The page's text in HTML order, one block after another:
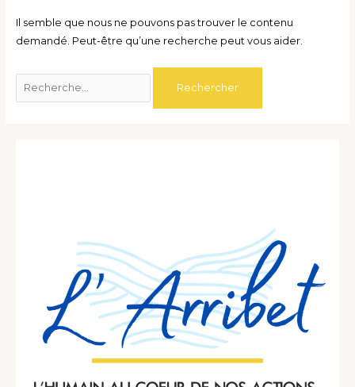
Il semble que nous ne pouvons pas trouver le contenu
demandé. Peut-être qu’une recherche peut vous aider.